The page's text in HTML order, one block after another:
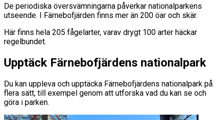
De periodiska översvämningarna påverkar nationalparkens
utseende. I Färnebofjärden finns mer än 200 öar och skär.
Här finns hela 205 fågelarter, varav drygt 100 arter häckar
regelbundet.
Upptäck Färnebofjärdens nationalpark
Du kan uppleva och upptäcka Färnebofjärdens nationalpark på
flera sätt, till exempel genom att utforska vad du kan se och
göra i parken.